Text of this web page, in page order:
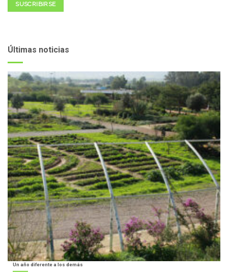
SUSCRIBIRSE
Últimas noticias
Un año diferente a los demás